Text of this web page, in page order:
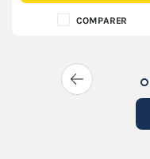
COMPARER